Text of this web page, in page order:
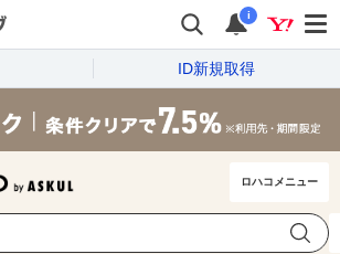
i
ID新規取得
ロハコメニュー